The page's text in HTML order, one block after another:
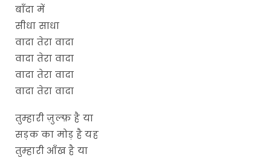
बाँदा में
सीधा साधा
वादा तेरा वादा
वादा तेरा वादा
वादा तेरा वादा
वादा तेरा वादा
तुम्हारी ज़ुल्फ़ है या
सड़क का मोड़ है यह
तुम्हारी आँख है या